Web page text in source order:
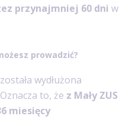
przynajmniej 60 dni w
prowadzić?
wydłużona
to, że z Mały ZUS
miesięcy